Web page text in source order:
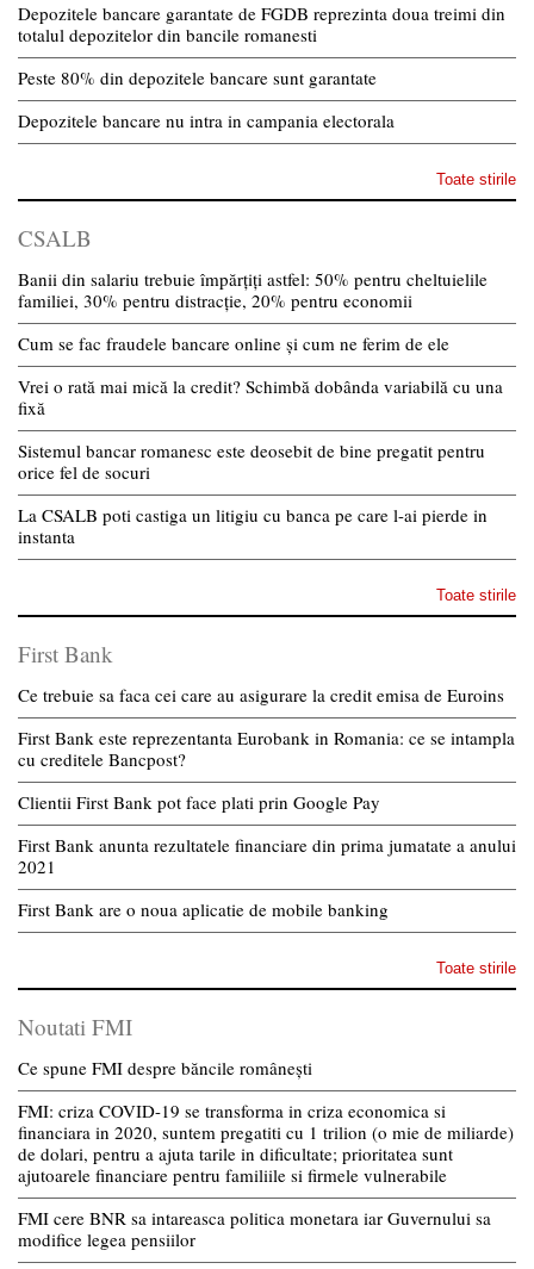
Depozitele bancare garantate de FGDB reprezinta doua treimi din
totalul depozitelor din bancile romanesti
Peste 80% din depozitele bancare sunt garantate
Depozitele bancare nu intra in campania electorala
Toate stirile
CSALB
Banii din salariu trebuie împărțiți astfel: 50% pentru cheltuielile
familiei, 30% pentru distracție, 20% pentru economii
Cum se fac fraudele bancare online și cum ne ferim de ele
Vrei o rată mai mică la credit? Schimbă dobânda variabilă cu una
fixă
Sistemul bancar romanesc este deosebit de bine pregatit pentru
orice fel de socuri
La CSALB poti castiga un litigiu cu banca pe care l-ai pierde in
instanta
Toate stirile
First Bank
Ce trebuie sa faca cei care au asigurare la credit emisa de Euroins
First Bank este reprezentanta Eurobank in Romania: ce se intampla
cu creditele Bancpost?
Clientii First Bank pot face plati prin Google Pay
First Bank anunta rezultatele financiare din prima jumatate a anului
2021
First Bank are o noua aplicatie de mobile banking
Toate stirile
Noutati FMI
Ce spune FMI despre băncile românești
FMI: criza COVID-19 se transforma in criza economica si
financiara in 2020, suntem pregatiti cu 1 trilion (o mie de miliarde)
de dolari, pentru a ajuta tarile in dificultate; prioritatea sunt
ajutoarele financiare pentru familiile si firmele vulnerabile
FMI cere BNR sa intareasca politica monetara iar Guvernului sa
modifice legea pensiilor